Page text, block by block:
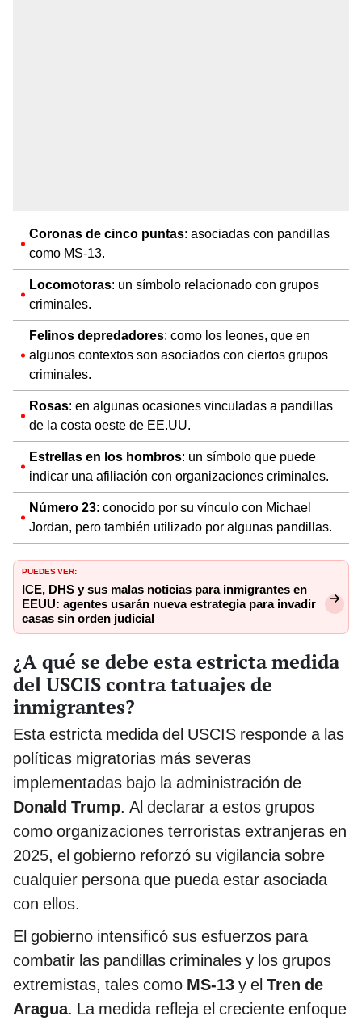
Coronas de cinco puntas: asociadas con pandillas
como MS-13.
Locomotoras: un símbolo relacionado con grupos
criminales.
Felinos depredadores: como los leones, que en
algunos contextos son asociados con ciertos grupos
criminales.
Rosas: en algunas ocasiones vinculadas a pandillas
de la costa oeste de EE.UU.
Estrellas en los hombros: un símbolo que puede
indicar una afiliación con organizaciones criminales.
Número 23: conocido por su vínculo con Michael
Jordan, pero también utilizado por algunas pandillas.
PUEDES VER:
ICE, DHS y sus malas noticias para inmigrantes en
EEUU: agentes usarán nueva estrategia para invadir
casas sin orden judicial
¿A qué se debe esta estricta medida
del USCIS contra tatuajes de
inmigrantes?
Esta estricta medida del USCIS responde a las
políticas migratorias más severas
implementadas bajo la administración de
Donald Trump. Al declarar a estos grupos
como organizaciones terroristas extranjeras en
2025, el gobierno reforzó su vigilancia sobre
cualquier persona que pueda estar asociada
con ellos.
El gobierno intensificó sus esfuerzos para
combatir las pandillas criminales y los grupos
extremistas, tales como MS-13 y el Tren de
Aragua. La medida refleja el creciente enfoque